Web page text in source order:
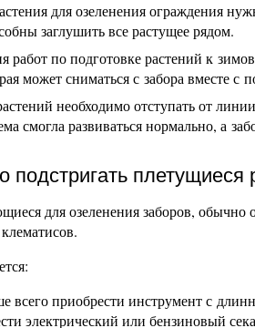
для озеленения ограждения
заглушить все растущее рядом.
работ по подготовке растений к
может сниматься с забора вместе с
необходимо отступать от
смогла развиваться нормально, а
подстригать плетущиеся
для озеленения заборов,
всего приобрести инструмент с
электрический или бензиновый